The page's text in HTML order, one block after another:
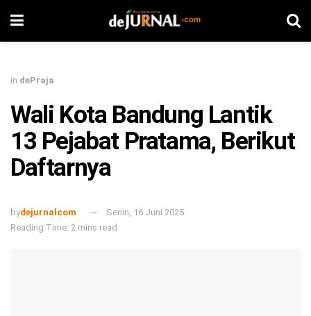
in dePraja
Wali Kota Bandung Lantik
13 Pejabat Pratama, Berikut
Daftarnya
bydejurnalcom
Senin, 16 Juni 2025
Reading Time: 2 mins read